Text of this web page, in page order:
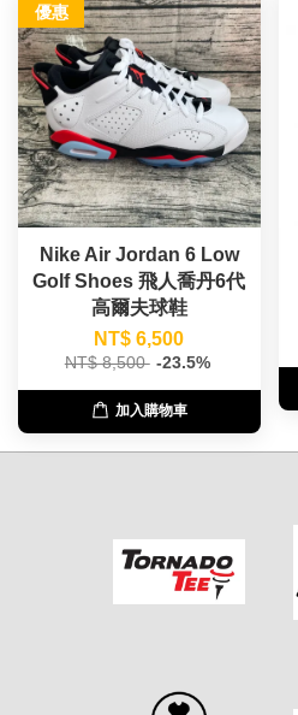
優惠
Nike Air Jordan 6 Low
Golf Shoes 飛人喬丹6代
高爾夫球鞋
NT$ 6,500
NT$ 8,500 -23.5%
加入購物車